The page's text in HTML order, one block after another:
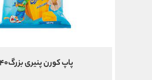
پاپ کورن پنیری بزرگ۴۰ع